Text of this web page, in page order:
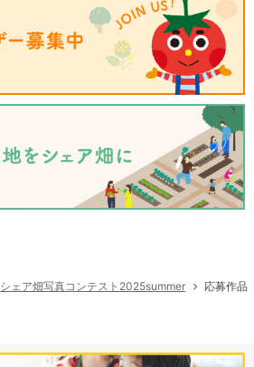
シェア畑写真コンテスト2025summer 応募作品